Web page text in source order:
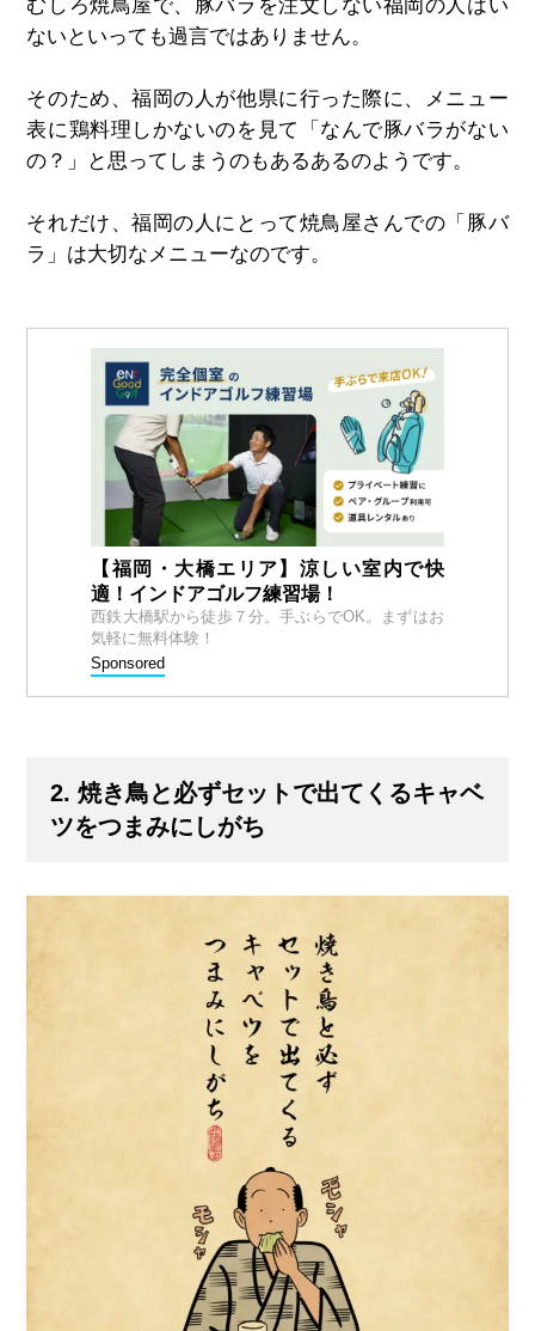
むしろ焼鳥屋で、豚バラを注文しない福岡の人はい
ないといっても過言ではありません。
そのため、福岡の人が他県に行った際に、メニュー
表に鶏料理しかないのを見て「なんで豚バラがない
の？」と思ってしまうのもあるあるのようです。
それだけ、福岡の人にとって焼鳥屋さんでの「豚バ
ラ」は大切なメニューなのです。
【福岡・大橋エリア】涼しい室内で快
適！インドアゴルフ練習場！
西鉄大橋駅から徒歩７分。手ぶらでOK。まずはお
気軽に無料体験！
Sponsored
2. 焼き鳥と必ずセットで出てくるキャベ
ツをつまみにしがち